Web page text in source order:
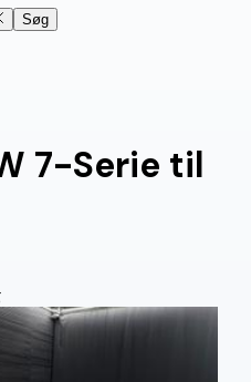
Søg
7-Serie til